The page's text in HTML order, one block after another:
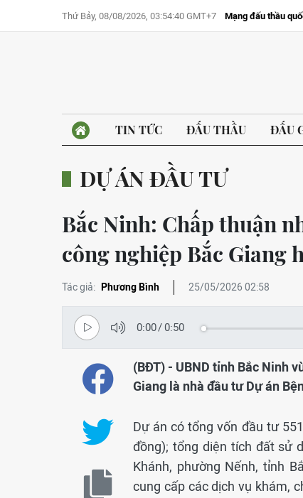
Thứ Bảy, 08/08/2026, 03:54:40 GMT+7 Mạng đấu thầu
TIN TỨC ĐẤU THẦU ĐẤU
DỰ ÁN ĐẦU TƯ
Bắc Ninh: Chấp thuận
công nghiệp Bắc Giang
Tác giả: Phương Bình 25/05/2026 02:58
0:00/0:50
(BĐT) - UBND tỉnh Bắc Ninh
Giang là nhà đầu tư Dự án
Dự án có tổng vốn đầu tư
đồng); tổng diện tích đất sử
Khánh, phường Nếnh, tỉnh
cung cấp các dịch vụ khám,